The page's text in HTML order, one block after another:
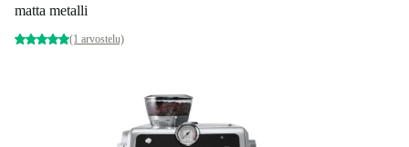
matta metalli
(1 arvostelu)